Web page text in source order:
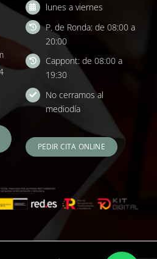
lunes a viernes
P. de Ronda: de 08:00 a
20:00
Cappont: de 08:00 a
19:30
No cerramos al
mediodía
PEDIR CITA ONLINE